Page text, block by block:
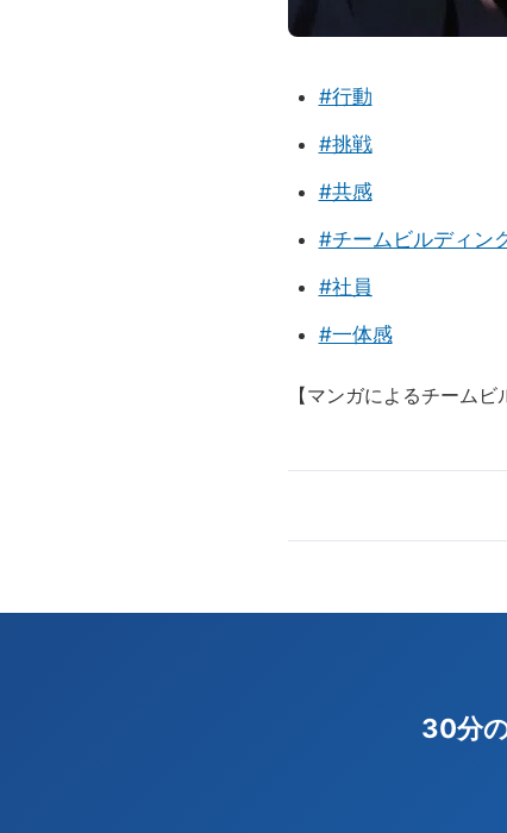
#行動
#挑戦
#共感
#チームビルディン
#社員
#一体感
【マンガによるチーム
30分